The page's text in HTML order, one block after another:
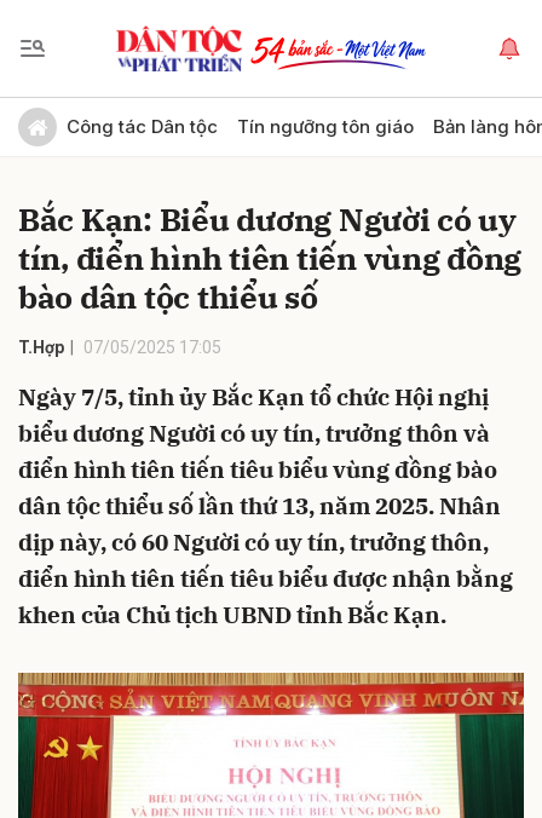
Công tác Dân tộc Tín ngưỡng tôn giáo Bản làng
Bắc Kạn: Biểu dương Người có uy
tín, điển hình tiên tiến vùng đồng
bào dân tộc thiểu số
T.Hợp 07/05/2025 17:05
Ngày 7/5, tỉnh ủy Bắc Kạn tổ chức Hội nghị
biểu dương Người có uy tín, trưởng thôn và
điển hình tiên tiến tiêu biểu vùng đồng bào
dân tộc thiểu số lần thứ 13, năm 2025. Nhân
dịp này, có 60 Người có uy tín, trưởng thôn,
điển hình tiên tiến tiêu biểu được nhận bằng
khen của Chủ tịch UBND tỉnh Bắc Kạn.
Gửi bình luận